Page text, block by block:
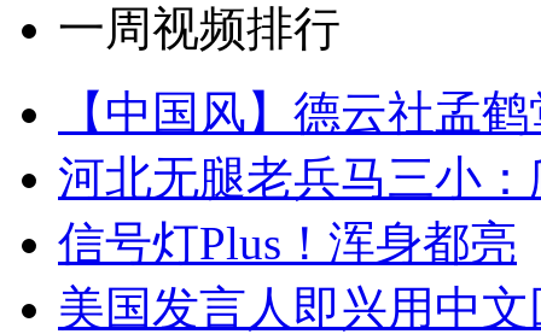
一周视频排行
【中国风】德云社孟
河北无腿老兵马三小
信号灯Plus！浑身都亮
美国发言人即兴用中